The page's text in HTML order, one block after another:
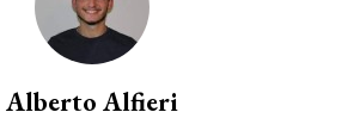
Alberto Alfieri